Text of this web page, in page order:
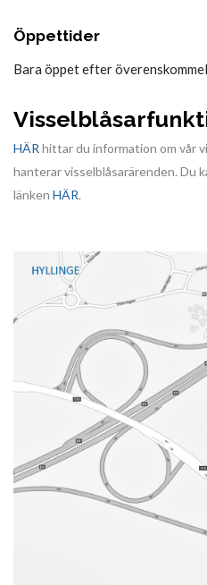
Öppettider
Bara öppet efter
HÄR hittar du information om vår
hanterar visselblåsarärenden. Du
länken HÄR.